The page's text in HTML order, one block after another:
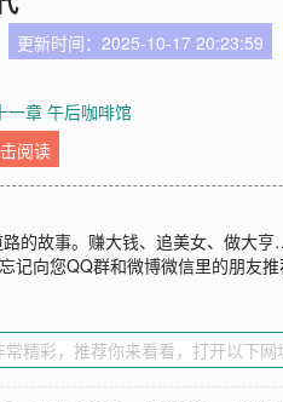
更新时间：2025-10-17 20:23:59
一章 午后咖啡馆
阅读
的故事。赚大钱、追美女、做大
记向您QQ群和微博微信里的朋友推